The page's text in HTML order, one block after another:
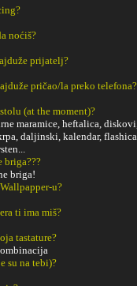
noćiš?
prijatelj?
pričao/la preko telefona?
(at the moment)?
maramice, heftalica,
daljinski, kalendar,
briga???
briga!
u?
ti ima miš?
tastature?
su na tebi)?